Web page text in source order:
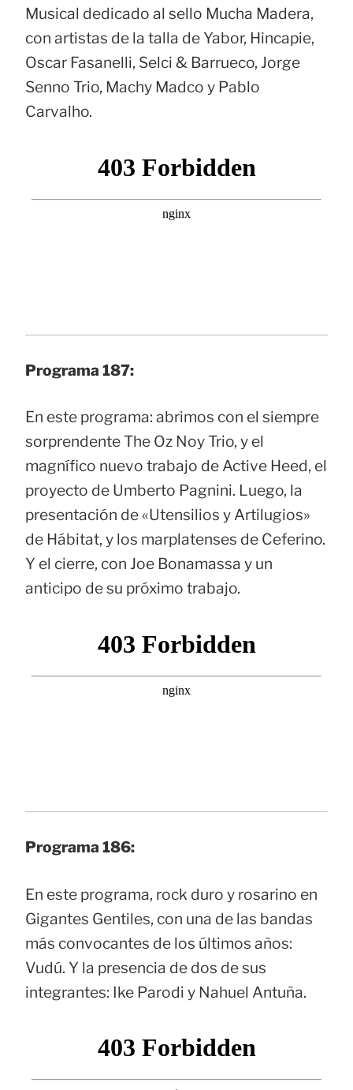
Musical dedicado al sello Mucha Madera,
con artistas de la talla de Yabor, Hincapie,
Oscar Fasanelli, Selci & Barrueco, Jorge
Senno Trio, Machy Madco y Pablo
Carvalho.
Programa 187:
En este programa: abrimos con el siempre
sorprendente The Oz Noy Trio, y el
magnífico nuevo trabajo de Active Heed, el
proyecto de Umberto Pagnini. Luego, la
presentación de «Utensilios y Artilugios»
de Hábitat, y los marplatenses de Ceferino.
Y el cierre, con Joe Bonamassa y un
anticipo de su próximo trabajo.
Programa 186:
En este programa, rock duro y rosarino en
Gigantes Gentiles, con una de las bandas
más convocantes de los últimos años:
Vudú. Y la presencia de dos de sus
integrantes: Ike Parodi y Nahuel Antuña.